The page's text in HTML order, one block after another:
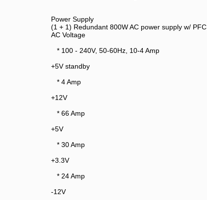
Power Supply
(1 + 1) Redundant 800W AC power supply w/ PFC
AC Voltage
* 100 - 240V, 50-60Hz, 10-4 Amp
+5V standby
* 4 Amp
+12V
* 66 Amp
+5V
* 30 Amp
+3.3V
* 24 Amp
-12V